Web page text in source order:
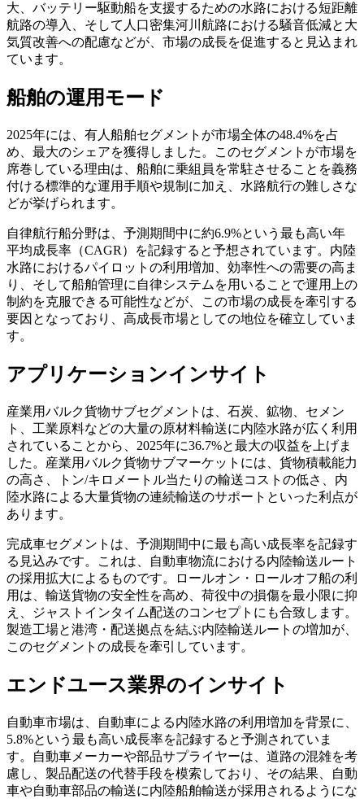
大、バッテリー駆動船を支援するための水路における短距離
航路の導入、そして人口密集河川航路における騒音低減と大
気質改善への配慮などが、市場の成長を促進すると見込まれ
ています。
船舶の運用モード
2025年には、有人船舶セグメントが市場全体の48.4%を占
め、最大のシェアを獲得しました。このセグメントが市場を
席巻している理由は、船舶に乗組員を常駐させることを義務
付ける標準的な運用手順や規制に加え、水路航行の難しさな
どが挙げられます。
自律航行船分野は、予測期間中に約6.9%という最も高い年
平均成長率（CAGR）を記録すると予想されています。内陸
水路におけるパイロットの利用増加、効率性への需要の高ま
り、そして船舶管理に自律システムを用いることで運用上の
制約を克服できる可能性などが、この市場の成長を牽引する
要因となっており、高成長市場としての地位を確立していま
す。
アプリケーションインサイト
産業用バルク貨物サブセグメントは、石炭、鉱物、セメン
ト、工業原料などの大量の原材料輸送に内陸水路が広く利用
されていることから、2025年に36.7%と最大の収益を上げま
した。産業用バルク貨物サブマーケットには、貨物積載能力
の高さ、トン/キロメートル当たりの輸送コストの低さ、内
陸水路による大量貨物の連続輸送のサポートといった利点が
あります。
完成車セグメントは、予測期間中に最も高い成長率を記録す
る見込みです。これは、自動車物流における内陸輸送ルート
の採用拡大によるものです。ロールオン・ロールオフ船の利
用は、輸送貨物の安全性を高め、荷役中の損傷を最小限に抑
え、ジャストインタイム配送のコンセプトにも合致します。
製造工場と港湾・配送拠点を結ぶ内陸輸送ルートの増加が、
このセグメントの成長を牽引しています。
エンドユース業界のインサイト
自動車市場は、自動車による内陸水路の利用増加を背景に、
5.8%という最も高い成長率を記録すると予測されていま
す。自動車メーカーや部品サプライヤーは、道路の混雑を考
慮し、製品配送の代替手段を模索しており、その結果、自動
車や自動車部品の輸送に内陸船舶輸送が採用されるようにな